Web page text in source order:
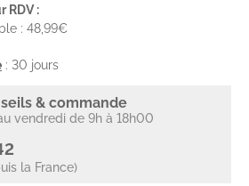
RDV :
: 48,99€
: 30 jours
& commande
vendredi de 9h à 18h00
la France)